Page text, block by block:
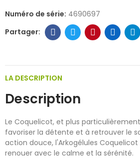
Numéro de série: 4690697
LA DESCRIPTION
Description
Le Coquelicot, et plus
favoriser la détente et à retrouver le
action douce, l'Arkogélules
renouer avec le calme et la sérénité.